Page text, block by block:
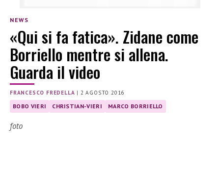
NEWS
«Qui si fa fatica». Zidane come
Borriello mentre si allena.
Guarda il video
FRANCESCO FREDELLA | 2 AGOSTO 2016
BOBO VIERI CHRISTIAN-VIERI MARCO BORRIELLO
foto